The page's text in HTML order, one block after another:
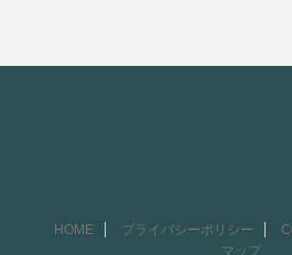
HOME プライバシーポリシー
マップ